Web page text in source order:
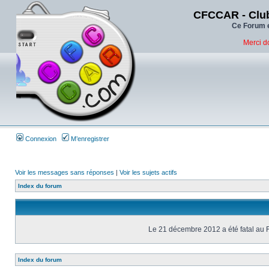
CFCCAR -
Ce Forum
Merci
Connexion M’enregistrer
Voir les messages sans réponses | Voir les sujets actifs
Index du forum
Le 21 décembre 2012 a été fatal au
Index du forum